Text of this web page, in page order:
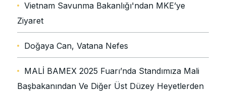
Vietnam Savunma Bakanlığı'ndan MKE’ye
Ziyaret
Doğaya Can, Vatana Nefes
MALİ BAMEX 2025 Fuarı’nda Standımıza Mali
Başbakanından Ve Diğer Üst Düzey Heyetlerden